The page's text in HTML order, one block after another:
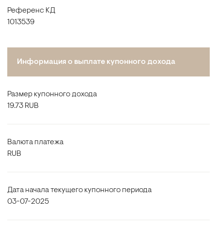
Референс КД
1013539
Информация о выплате купонного дохода
Размер купонного дохода
19.73 RUB
Валюта платежа
RUB
Дата начала текущего купонного периода
03-07-2025